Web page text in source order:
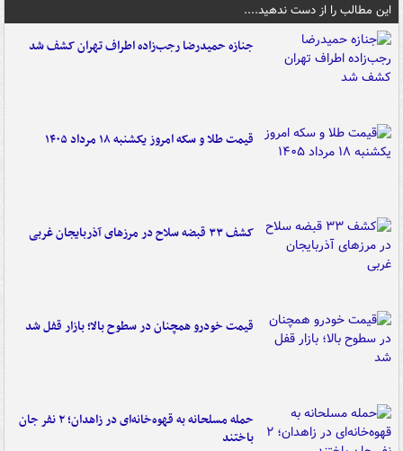
این مطالب را از دست ندهید....
جنازه حمیدرضا رجب‌زاده اطراف تهران کشف شد
قیمت طلا و سکه امروز یکشنبه ۱۸ مرداد ۱۴۰۵
کشف ۳۳ قبضه سلاح در مرزهای آذربایجان غربی
قیمت خودرو همچنان در سطوح بالا؛ بازار قفل شد
حمله مسلحانه به قهوه‌خانه‌ای در زاهدان؛ ۲ نفر جان
باختند